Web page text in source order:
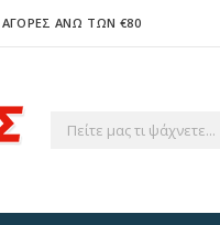
ΑΝΩ ΤΩΝ €80